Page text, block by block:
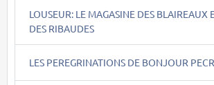
LOUSEUR: LE MAGASINE DES BLAIREAUX
DES RIBAUDES
LES PEREGRINATIONS DE BONJOUR